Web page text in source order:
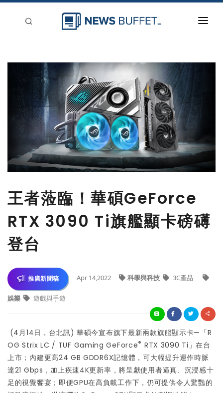
新聞稿分類
登入
刊登
王者蒞臨！華碩GeForce
RTX 3090 Ti旗艦顯卡磅礡
登台
推廣新聞稿 Apr 14,2022 科學與科技 3C產品
娛樂 遊戲與手遊
(4月14日，台北訊) 華碩今宣布旗下最新兩款旗艦顯示卡—「R
OG Strix LC / TUF Gaming GeForce® RTX 3090 Ti」在台
上市；內建更高24 GB GDDR6X記憶體，可大幅提升運作時脈
達21 Gbps，加上疾速4K更新率，將呈獻使用者逼真、沉浸感十
足的視覺饗宴；即便GPU在高負載工作下，仍可提供令人驚豔的